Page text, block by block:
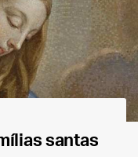
santas